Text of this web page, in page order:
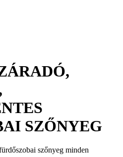
SZŐNYEG
szőnyeg minden